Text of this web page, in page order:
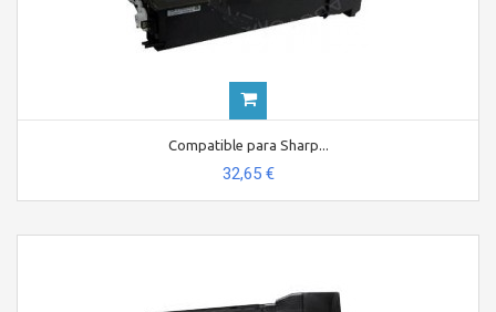
Compatible para Sharp...
32,65 €